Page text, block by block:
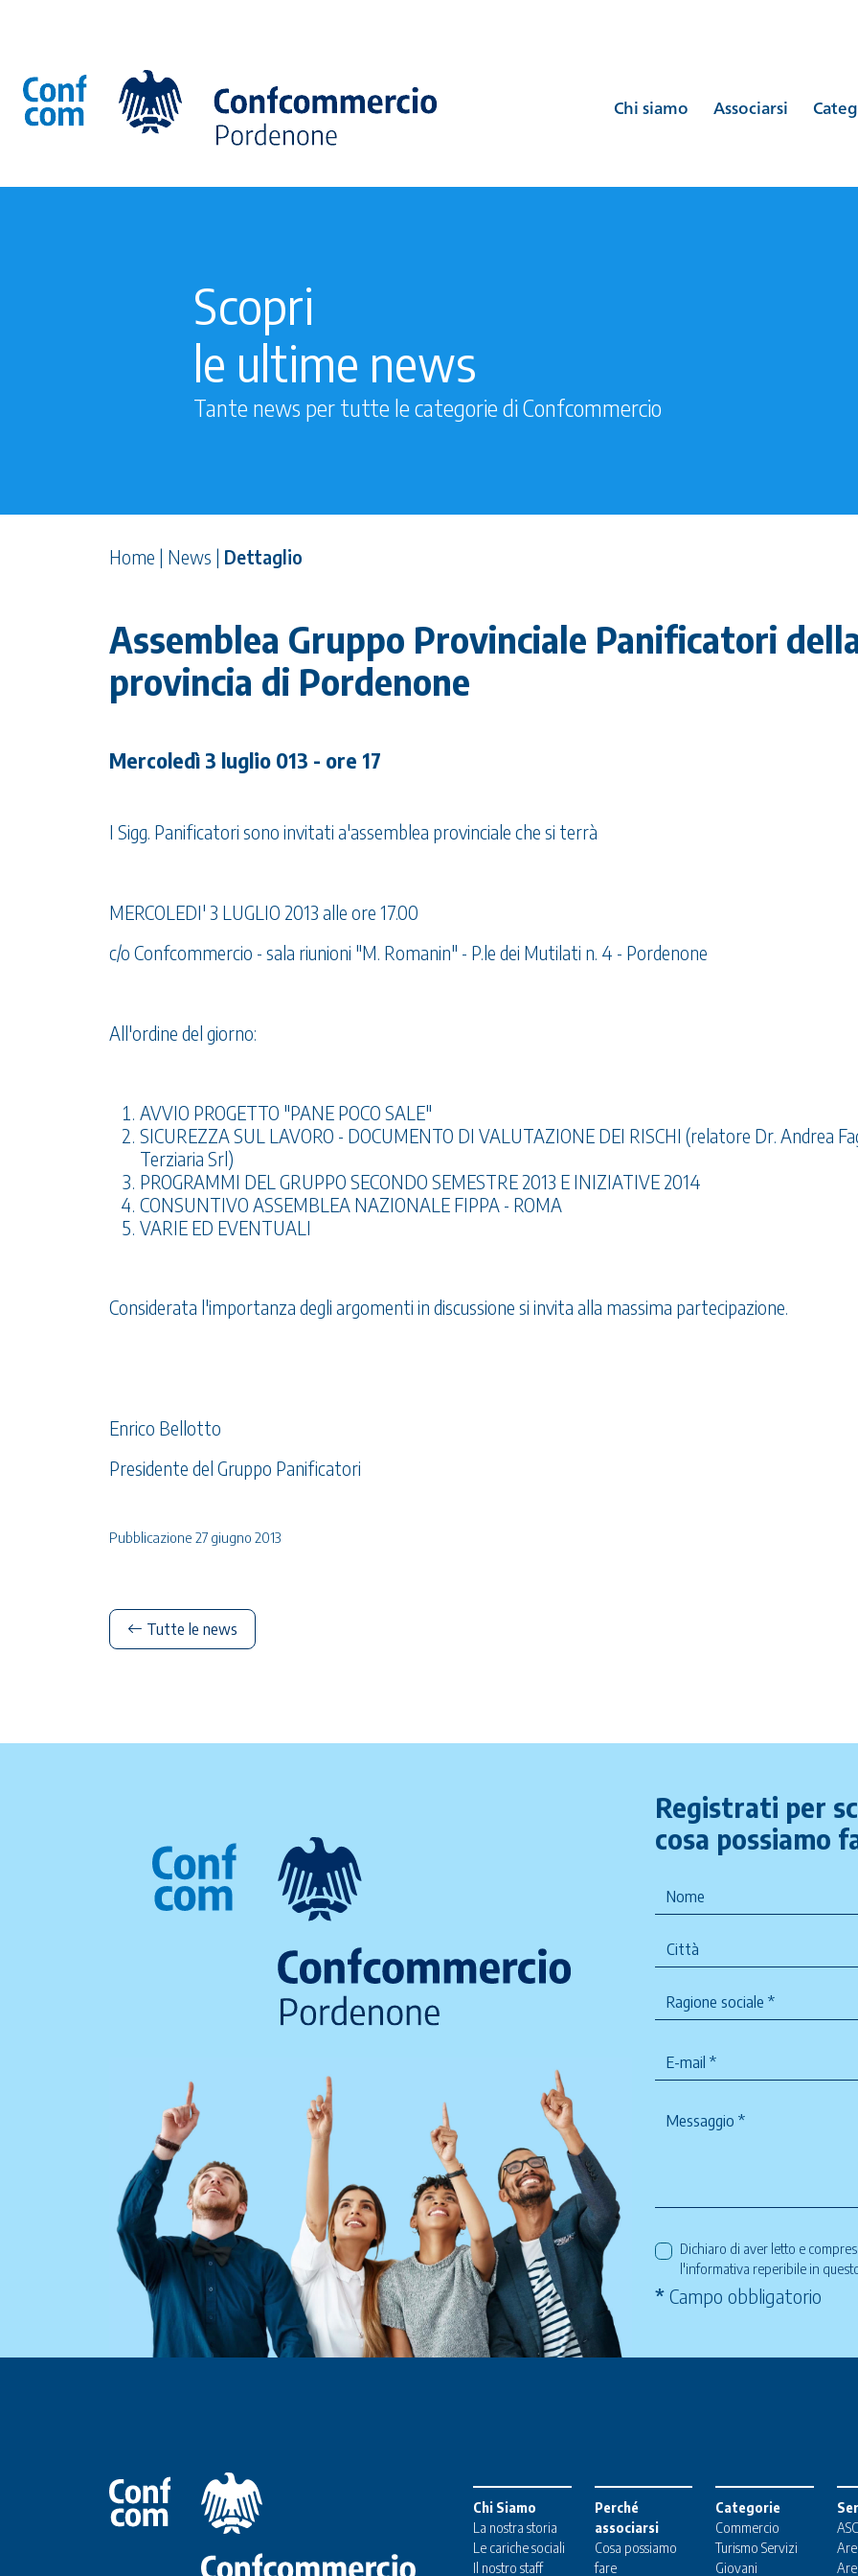
Chi siamo Associarsi
Scopri
le ultime news
Tante news per tutte le categorie di Confcommercio
Home | News | Dettaglio
Assemblea Gruppo Provinciale Panificatori
provincia di Pordenone
Mercoledì 3 luglio 013 - ore 17
I Sigg. Panificatori sono invitati a'assemblea provinciale che si terrà
MERCOLEDI' 3 LUGLIO 2013 alle ore 17.00
c/o Confcommercio - sala riunioni "M. Romanin" - P.le dei Mutilati n. 4 - Pordenone
All'ordine del giorno:
AVVIO PROGETTO "PANE POCO SALE"
SICUREZZA SUL LAVORO - DOCUMENTO DI VALUTAZIONE DEI RISCHI (relatore Dr. Andrea
Terziaria Srl)
PROGRAMMI DEL GRUPPO SECONDO SEMESTRE 2013 E INIZIATIVE 2014
CONSUNTIVO ASSEMBLEA NAZIONALE FIPPA - ROMA
VARIE ED EVENTUALI
Considerata l'importanza degli argomenti in discussione si invita alla massima partecipazione.
Enrico Bellotto
Presidente del Gruppo Panificatori
Pubblicazione 27 giugno 2013
Tutte le news
Registrati per
cosa possiamo
Dichiaro di aver letto e
l'informativa reperibile in
* Campo obbligatorio
Chi Siamo
La nostra storia
Le cariche sociali
Il nostro staff
Perché
associarsi
Cosa possiamo
fare
Categorie
Commercio
Turismo Servizi
Giovani